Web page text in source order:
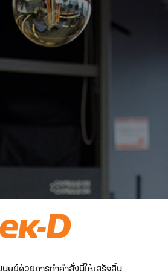
ษย์ด้วยการทำคำสั่งนี้ให้เสร็จสิ้น